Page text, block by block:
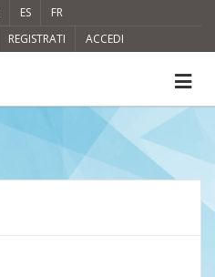
ES
FR
REGISTRATI ACCEDI